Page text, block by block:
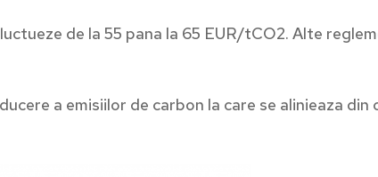
primești săptămânal informații relevante din
de la 55 pana la 65 EUR/tCO2. Alte
a emisiilor de carbon la care se alinieaza din